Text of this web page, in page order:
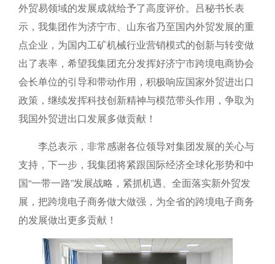
外贸易领域的发展成就给予了高度评价。吕秘书长表
示，我集团作为济宁市、山东省乃至国内外贸发展的重
点企业，为国内工矿机械行业营销模式的创新与转变做
出了表率，希望我集团充分发挥好济宁市跨境电商协会
会长单位的引导和带动作用，积极响应国家外贸进出口
政策，继续发挥科技创新精神与模范带头作用，争取为
我国外贸进出口发展多做贡献！
李总表示，非常感谢各位领导对集团发展的关心与
支持，下一步，我集团将紧跟国际经济全球化形势和中
国“一带一路”发展战略，紧抓机遇、全面落实新外贸发
展，把跨境电子商务做大做强，为全省的跨境电子商务
的发展做出更多贡献！